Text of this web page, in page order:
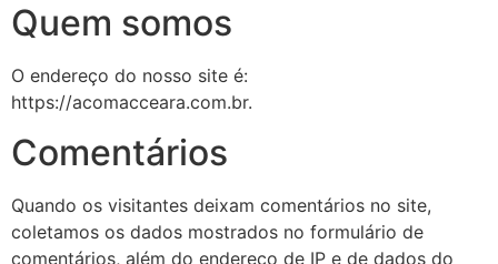
Quem somos
O endereço do nosso site é:
https://acomacceara.com.br.
Comentários
Quando os visitantes deixam comentários no site,
coletamos os dados mostrados no formulário de
comentários, além do endereço de IP e de dados do